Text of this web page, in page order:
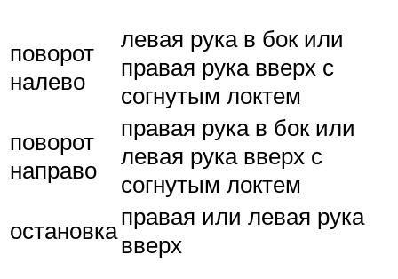
поворот
налево
левая рука в бок или
правая рука вверх с
согнутым локтем
поворот
направо
правая рука в бок или
левая рука вверх с
согнутым локтем
остановкаправая или левая рука
вверх